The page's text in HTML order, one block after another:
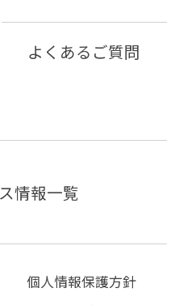
よくあるご質問
情報一覧
個人情報保護方針